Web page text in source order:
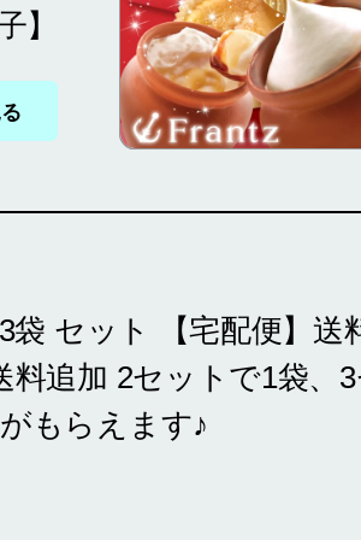
】
袋 セット 【宅配便】送
料追加 2セットで1袋、3
もらえます♪